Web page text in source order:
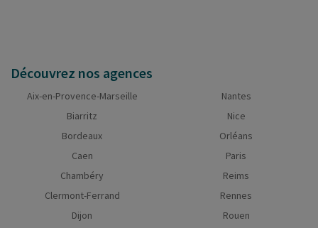
Découvrez nos agences
Aix-en-Provence-Marseille
Biarritz
Bordeaux
Caen
Chambéry
Clermont-Ferrand
Dijon
Nantes
Nice
Orléans
Paris
Reims
Rennes
Rouen